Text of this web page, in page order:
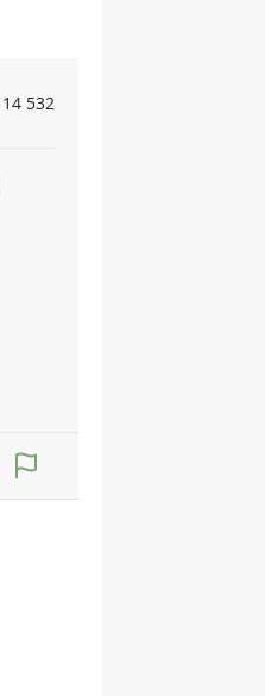
14 532